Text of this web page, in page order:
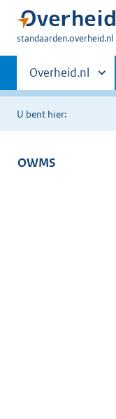
U
hier:
standaarden.overheid.nl
Primaire
navigatie
Andere
sites
binnen
Overheid.nl
U bent hier:
OWMS